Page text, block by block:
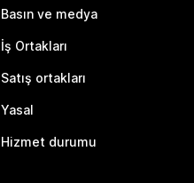
Basın ve medya
İş Ortakları
Satış ortakları
Yasal
Hizmet durumu